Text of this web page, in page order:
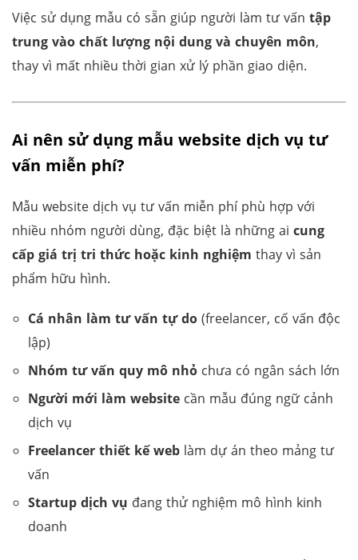
Việc sử dụng mẫu có sẵn giúp người làm tư vấn tập
trung vào chất lượng nội dung và chuyên môn,
thay vì mất nhiều thời gian xử lý phần giao diện.
Ai nên sử dụng mẫu website dịch vụ tư
vấn miễn phí?
Mẫu website dịch vụ tư vấn miễn phí phù hợp với
nhiều nhóm người dùng, đặc biệt là những ai cung
cấp giá trị tri thức hoặc kinh nghiệm thay vì sản
phẩm hữu hình.
Cá nhân làm tư vấn tự do (freelancer, cố vấn độc
lập)
Nhóm tư vấn quy mô nhỏ chưa có ngân sách lớn
Người mới làm website cần mẫu đúng ngữ cảnh
dịch vụ
Freelancer thiết kế web làm dự án theo mảng tư
vấn
Startup dịch vụ đang thử nghiệm mô hình kinh
doanh